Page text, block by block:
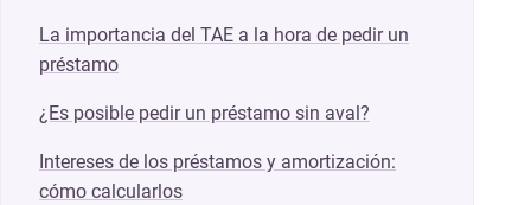
La importancia del TAE a la hora de pedir un
préstamo
¿Es posible pedir un préstamo sin aval?
Intereses de los préstamos y amortización:
cómo calcularlos